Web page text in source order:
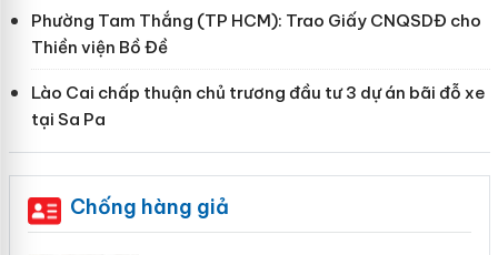
Phường Tam Thắng (TP HCM): Trao Giấy CNQSDĐ cho
Thiền viện Bồ Đề
Lào Cai chấp thuận chủ trương đầu tư 3 dự án bãi đỗ xe
tại Sa Pa
Chống hàng giả